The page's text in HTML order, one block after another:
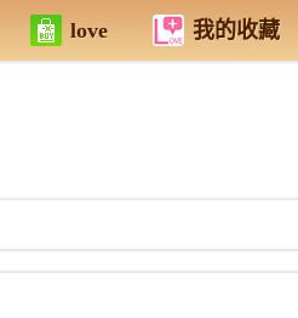
love 我的收藏